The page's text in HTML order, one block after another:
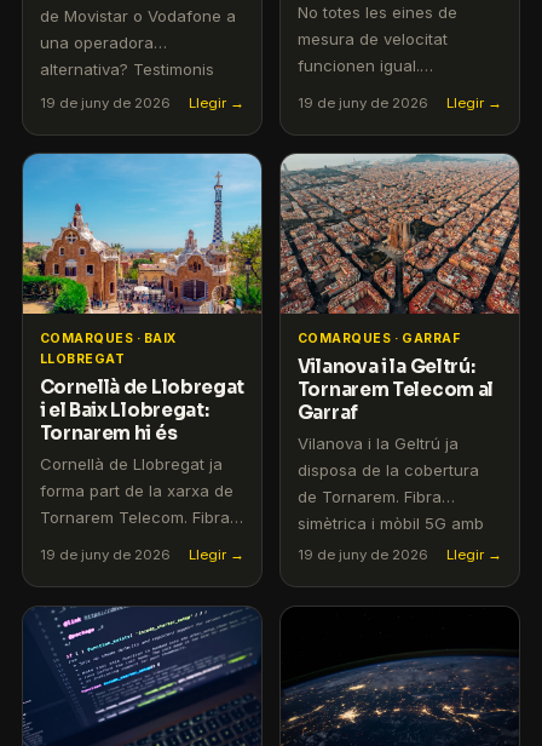
de Movistar o Vodafone a
una operadora
alternativa? Testimonis
reals i consells pràctics.
19 de juny de 2026 Llegir →
No totes les eines de
mesura de velocitat
funcionen igual.
19 de juny de 2026 Llegir →
COMARQUES · BAIX
LLOBREGAT
Cornellà de Llobregat
i el Baix Llobregat:
Tornarem hi és
Cornellà de Llobregat ja
forma part de la xarxa de
Tornarem Telecom. Fibra 1
19 de juny de 2026 Llegir →
COMARQUES · GARRAF
Vilanova i la Geltrú:
Tornarem Telecom al
Garraf
Vilanova i la Geltrú ja
disposa de la cobertura
de Tornarem. Fibra
simètrica i mòbil 5G amb
servei en català.
19 de juny de 2026 Llegir →